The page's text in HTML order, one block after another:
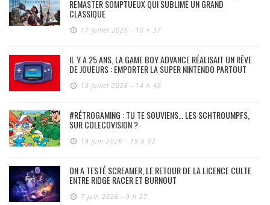
REMASTER SOMPTUEUX QUI SUBLIME UN GRAND
CLASSIQUE
17 juillet 2026 - 10 h 37
IL Y A 25 ANS, LA GAME BOY ADVANCE RÉALISAIT UN RÊVE
DE JOUEURS : EMPORTER LA SUPER NINTENDO PARTOUT
13 juillet 2026 - 14 h 48
#RÉTROGAMING : TU TE SOUVIENS… LES SCHTROUMPFS,
SUR COLECOVISION ?
19 juin 2026 - 19 h 02
ON A TESTÉ SCREAMER, LE RETOUR DE LA LICENCE CULTE
ENTRE RIDGE RACER ET BURNOUT
7 juin 2026 - 9 h 27